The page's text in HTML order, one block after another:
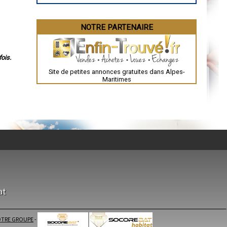
NOTRE PARTENAIRE
Site de petites annonces gratuites dans Alpes-
Maritimes
GROUPE-